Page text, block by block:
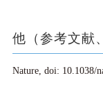
他（参考文献
Nature, doi: 10.1038/